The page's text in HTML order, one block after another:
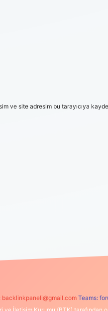
ve site adresim bu tarayıcıya
backlinkpaneli@gmail.com Teams: